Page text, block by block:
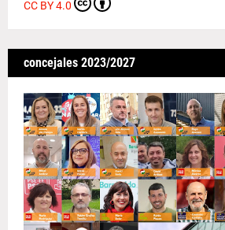
CC BY 4.0
concejales 2023/2027